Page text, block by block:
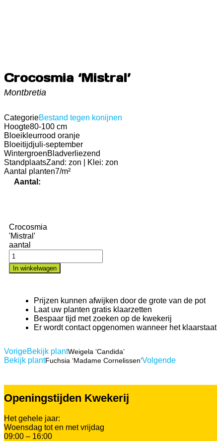
Crocosmia ‘Mistral’
Montbretia
CategorieBestand tegen konijnen
Hoogte80-100 cm
Bloeikleurrood oranje
Bloeitijdjuli-september
WintergroenBladverliezend
StandplaatsZand: zon | Klei: zon
Aantal planten7/m²
Aantal:
Crocosmia
'Mistral'
aantal
In winkelwagen
Prijzen kunnen afwijken door de grote van de pot
Laat uw planten gratis klaarzetten
Bespaar tijd met zoeken op de kwekerij
Er wordt contact opgenomen wanneer het klaarstaat
VorigeBekijk plantWeigela ‘Candida’
Bekijk plantFuchsia ‘Madame Cornelissen’Volgende
Openingstijden Kwekerij
Het gehele jaar:
Woensdag tot en met vrijdag
09:00 – 16:00